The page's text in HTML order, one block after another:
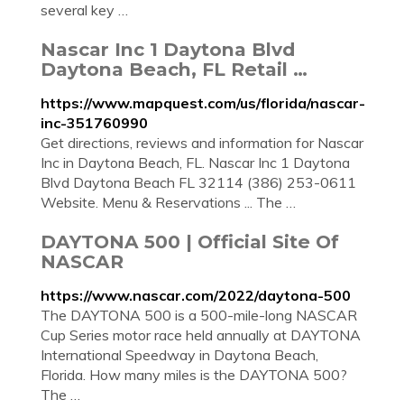
several key …
Nascar Inc 1 Daytona Blvd
Daytona Beach, FL Retail …
https://www.mapquest.com/us/florida/nascar-
inc-351760990
Get directions, reviews and information for Nascar
Inc in Daytona Beach, FL. Nascar Inc 1 Daytona
Blvd Daytona Beach FL 32114 (386) 253-0611
Website. Menu & Reservations ... The …
DAYTONA 500 | Official Site Of
NASCAR
https://www.nascar.com/2022/daytona-500
The DAYTONA 500 is a 500-mile-long NASCAR
Cup Series motor race held annually at DAYTONA
International Speedway in Daytona Beach,
Florida. How many miles is the DAYTONA 500?
The …